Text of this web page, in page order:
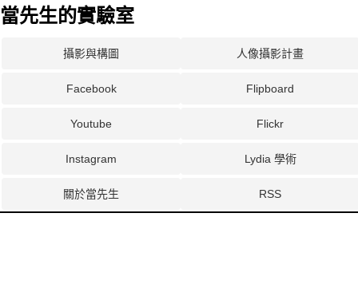
當先生的實驗室
攝影與構圖 人像攝影計畫
Facebook Flipboard
Youtube Flickr
Instagram Lydia 學術
關於當先生 RSS